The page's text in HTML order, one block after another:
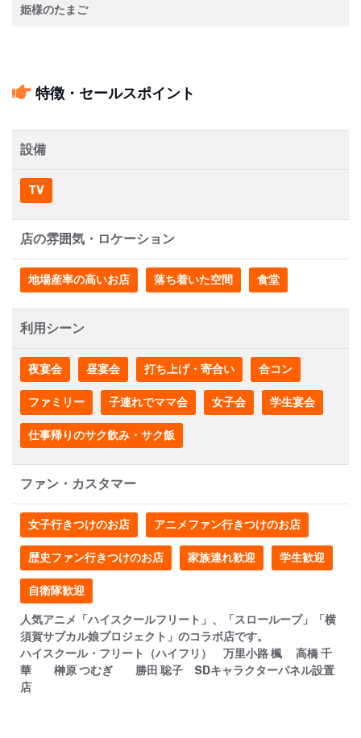
姫様のたまご
特徴・セールスポイント
設備
TV
店の雰囲気・ロケーション
地場産率の高いお店 落ち着いた空間 食堂
利用シーン
夜宴会 昼宴会 打ち上げ・寄合い 合コン
ファミリー 子連れでママ会 女子会 学生宴会
仕事帰りのサク飲み・サク飯
ファン・カスタマー
女子行きつけのお店 アニメファン行きつけのお店
歴史ファン行きつけのお店 家族連れ歓迎 学生歓迎
自衛隊歓迎
人気アニメ「ハイスクールフリート」、「スローループ」「横
須賀サブカル娘プロジェクト」のコラボ店です。
ハイスクール・フリート（ハイフリ） 万里小路 楓 高橋 千
華 榊原 つむぎ 勝田 聡子 SDキャラクターパネル設置
店